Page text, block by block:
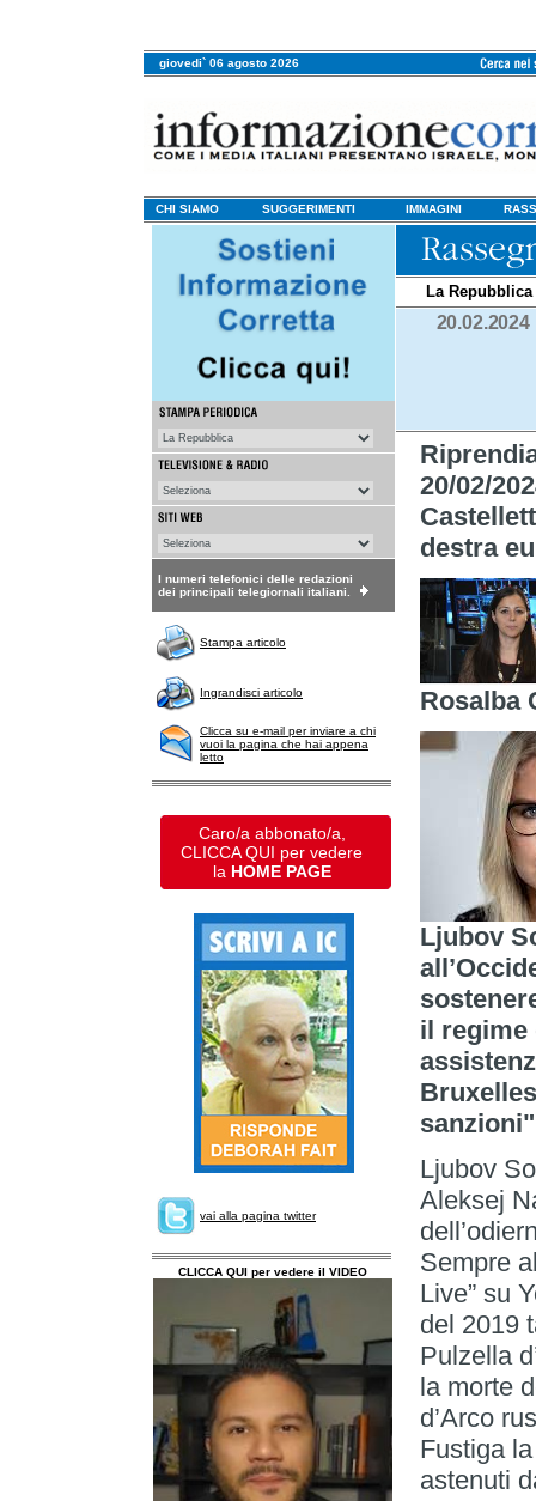
giovedi` 06 agosto 2026
CHI SIAMO SUGGERIMENTI IMMAGINI
I numeri telefonici delle redazioni
dei principali telegiornali italiani.
Stampa articolo
Ingrandisci articolo
Clicca su e-mail per inviare a chi
vuoi la pagina che hai appena
letto
Caro/a abbonato/a,
CLICCA QUI per vedere
la HOME PAGE
vai alla pagina twitter
CLICCA QUI per vedere il VIDEO
La Repubblica
20.02.2024
20/02/
destra
Rosalba
Ljubov
il regime
sanzioni"
Ljubov
Aleksej
Sempre
Live” su
del 2019
Pulzella
la morte
d’Arco
Fustiga
astenuti